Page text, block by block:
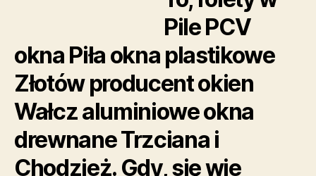
Pile PCV
okna Piła okna plastikowe
Złotów producent okien
Wałcz aluminiowe okna
drewnane Trzciana i
Chodzież. Gdy, się wie